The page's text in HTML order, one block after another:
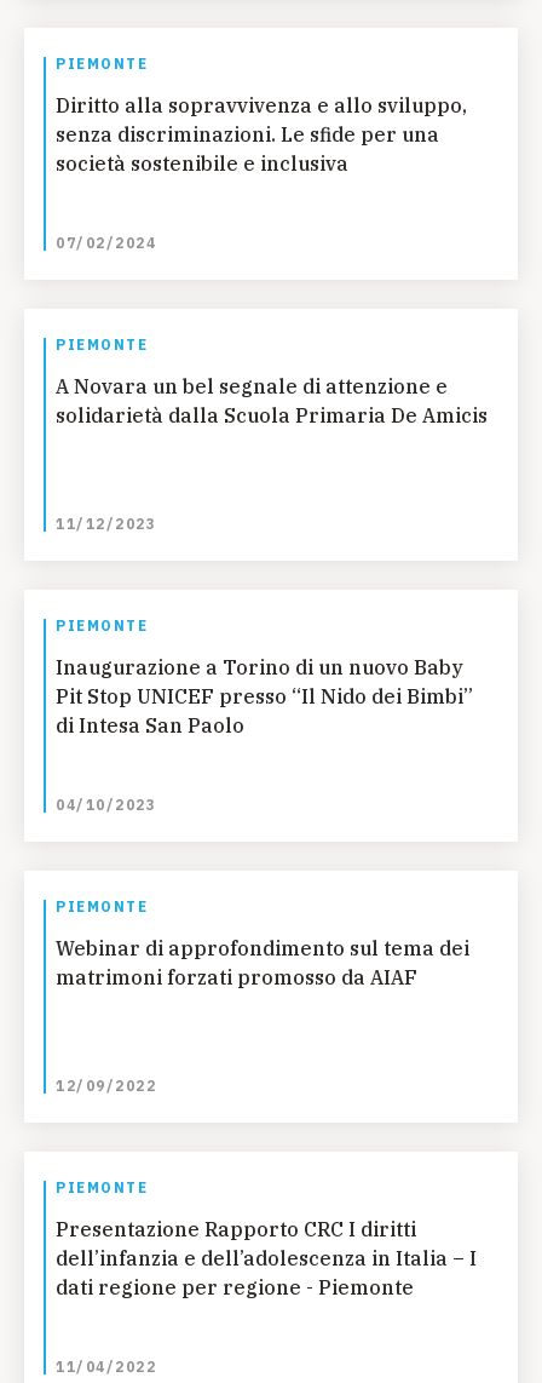
PIEMONTE
Diritto alla sopravvivenza e allo sviluppo,
senza discriminazioni. Le sfide per una
società sostenibile e inclusiva
07/02/2024
PIEMONTE
A Novara un bel segnale di attenzione e
solidarietà dalla Scuola Primaria De Amicis
11/12/2023
PIEMONTE
Inaugurazione a Torino di un nuovo Baby
Pit Stop UNICEF presso “Il Nido dei Bimbi”
di Intesa San Paolo
04/10/2023
PIEMONTE
Webinar di approfondimento sul tema dei
matrimoni forzati promosso da AIAF
12/09/2022
PIEMONTE
Presentazione Rapporto CRC I diritti
dell’infanzia e dell’adolescenza in Italia – I
dati regione per regione - Piemonte
11/04/2022